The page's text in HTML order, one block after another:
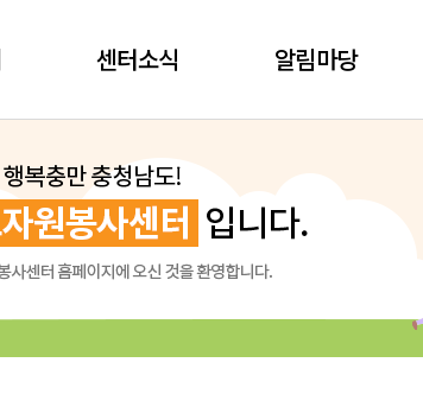
센터소식 알림마당